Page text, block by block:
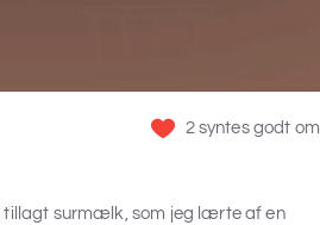
2 syntes godt om
tillagt surmælk, som jeg lærte af en